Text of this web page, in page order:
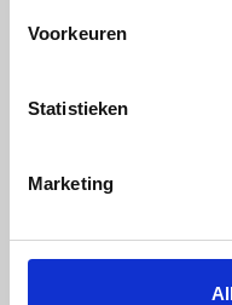
Voorkeuren
Statistieken
Marketing